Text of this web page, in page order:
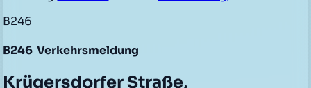
B246
B246 Verkehrsmeldung
Krügersdorfer Straße,